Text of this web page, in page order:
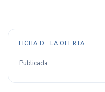
FICHA DE LA OFERTA
Publicada